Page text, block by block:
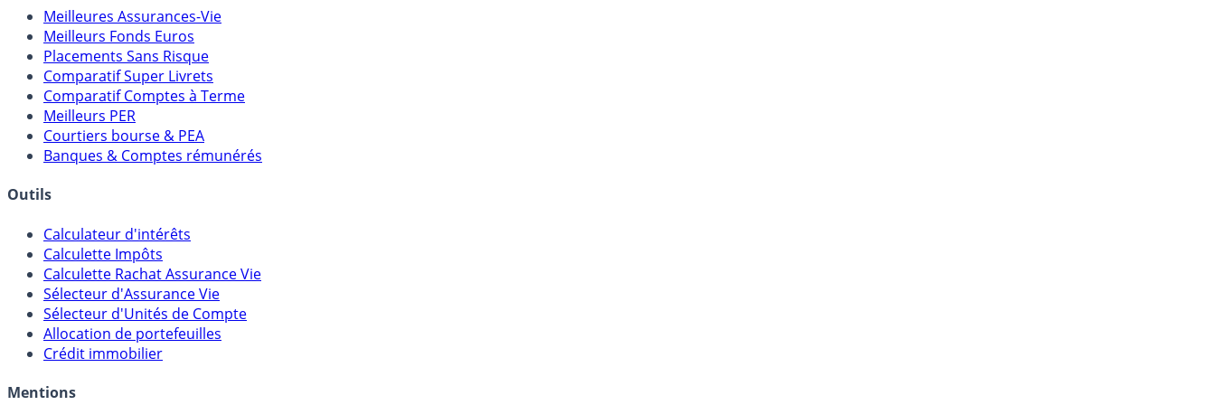
Meilleures Assurances-Vie
Meilleurs Fonds Euros
Placements Sans Risque
Comparatif Super Livrets
Comparatif Comptes à Terme
Meilleurs PER
Courtiers bourse & PEA
Banques & Comptes rémunérés
Outils
Calculateur d'intérêts
Calculette Impôts
Calculette Rachat Assurance Vie
Sélecteur d'Assurance Vie
Sélecteur d'Unités de Compte
Allocation de portefeuilles
Crédit immobilier
Mentions